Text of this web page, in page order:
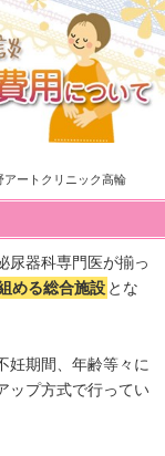
ートクリニック高輪
尿器科専門医が揃っ
める総合施設 とな
妊期間、年齢等々に
ップ方式で行ってい